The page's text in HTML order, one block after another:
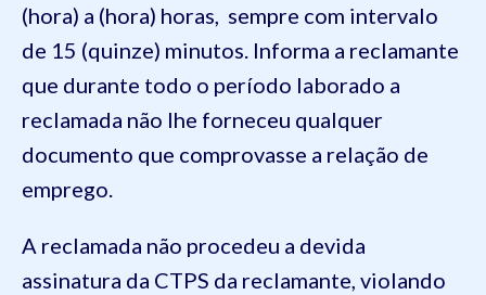
(hora) a (hora) horas, sempre com intervalo
de 15 (quinze) minutos. Informa a reclamante
que durante todo o período laborado a
reclamada não lhe forneceu qualquer
documento que comprovasse a relação de
emprego.
A reclamada não procedeu a devida
assinatura da CTPS da reclamante, violando